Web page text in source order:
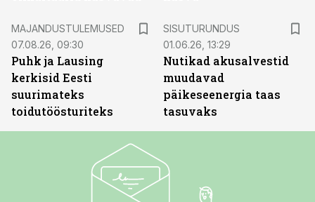
MAJANDUSTULEMUSED
07.08.26, 09:30
Puhk ja Lausing
kerkisid Eesti
suurimateks
toidutöösturiteks
SISUTURUNDUS
01.06.26, 13:29
Nutikad akusalvestid
muudavad
päikeseenergia taas
tasuvaks